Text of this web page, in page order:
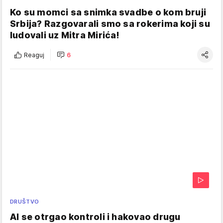
Ko su momci sa snimka svadbe o kom bruji
Srbija? Razgovarali smo sa rokerima koji su
ludovali uz Mitra Mirića!
Reaguj 6
DRUŠTVO
AI se otrgao kontroli i hakovao drugu